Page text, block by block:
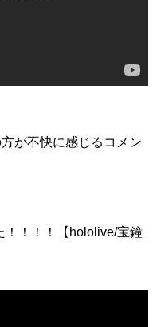
が不快に感じるコメン
！！！！【hololive/宝鐘